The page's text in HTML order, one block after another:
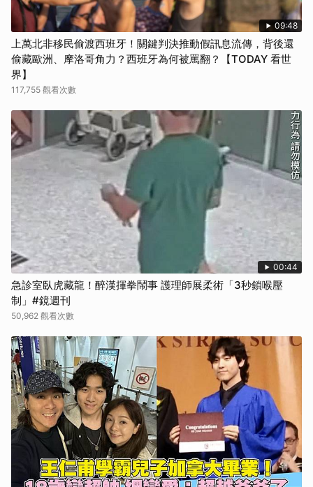
09:48
上萬北非移民偷渡西班牙！關鍵判決推動假訊息流傳，背後還
偷藏歐洲、摩洛哥角力？西班牙為何被罵翻？【TODAY 看世
界】
117,755 觀看次數
00:44
急診室臥虎藏龍！醉漢揮拳鬧事 護理師展柔術「3秒鎖喉壓
制」#鏡週刊
50,962 觀看次數